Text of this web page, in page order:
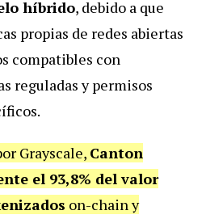
híbrido, debido a que
propias de redes abiertas
compatibles con
reguladas y permisos
Grayscale, Canton
el 93,8% del valor
on-chain y